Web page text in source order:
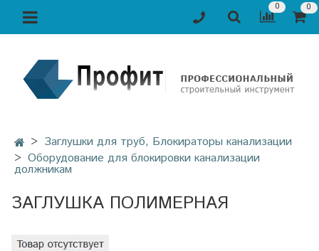
0 0
Заглушки для труб, Блокираторы канализации
Оборудование для блокировки канализации
должникам
ЗАГЛУШКА ПОЛИМЕРНАЯ